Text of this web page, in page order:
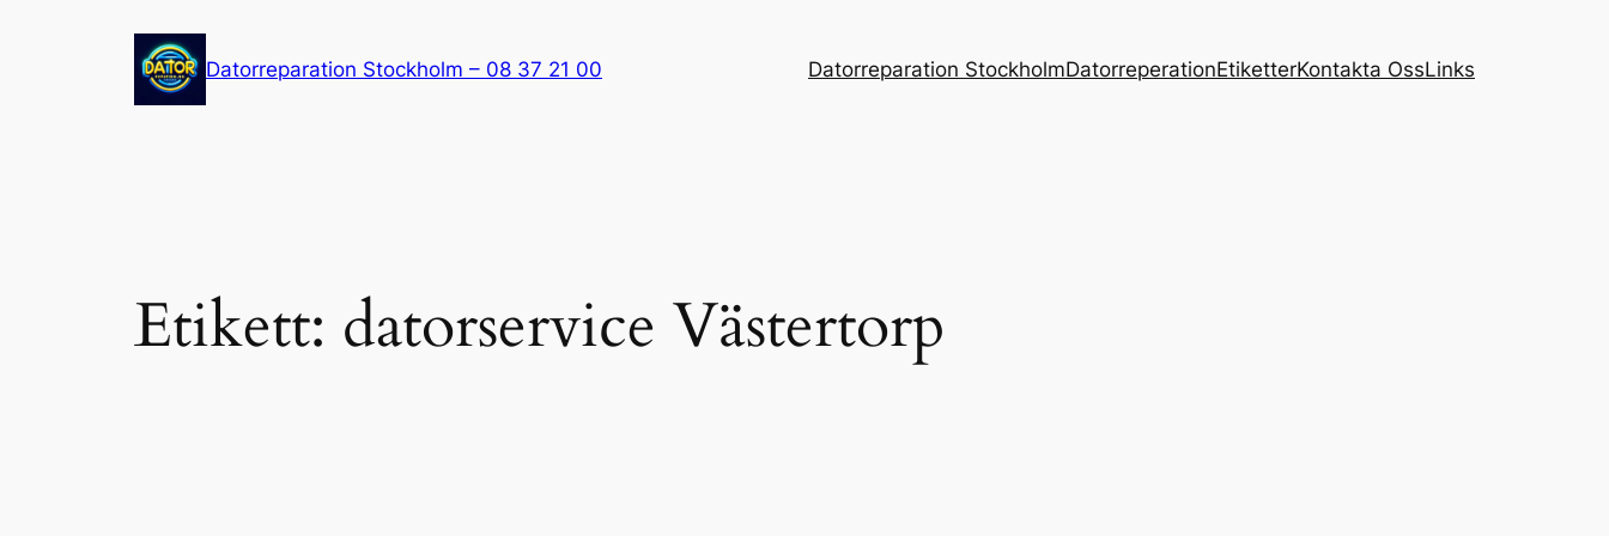
Datorreparation Stockholm – 08 37 21 00 Datorreparation StockholmDatorreperationEtiketterKontakta OssLinks
Etikett: datorservice Västertorp